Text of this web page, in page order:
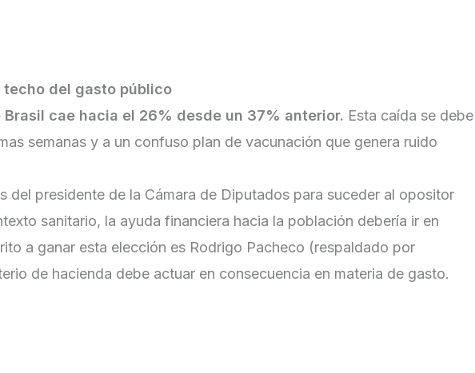
techo del gasto público
cae hacia el 26% desde un 37% anterior. Esta caída se debe
semanas y a un confuso plan de vacunación que genera ruido
del presidente de la Cámara de Diputados para suceder al opositor
sanitario, la ayuda financiera hacia la población debería ir en
a ganar esta elección es Rodrigo Pacheco (respaldado por
de hacienda debe actuar en consecuencia en materia de gasto.